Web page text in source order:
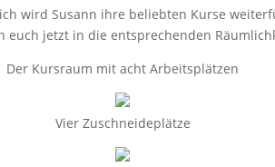
wird Susann ihre beliebten Kurse
euch jetzt in die entsprechenden
Der Kursraum mit acht Arbeitsplätzen
Vier Zuschneideplätze